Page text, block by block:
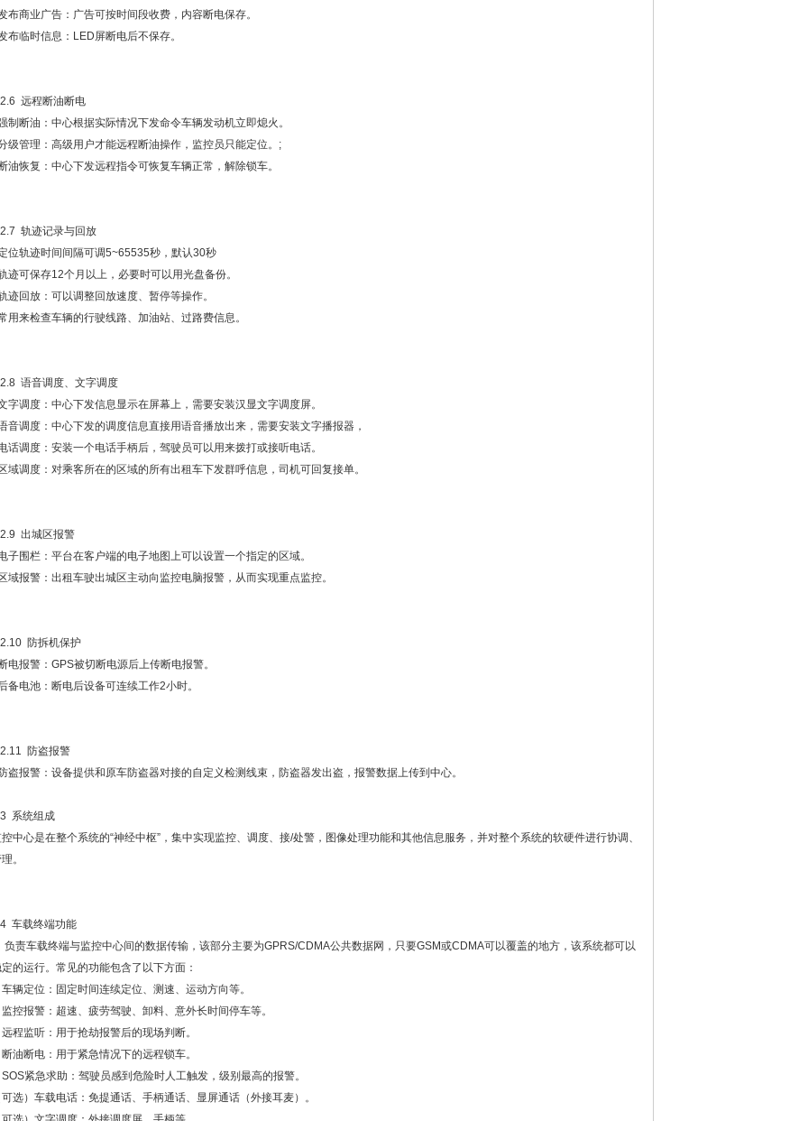
布商业广告：广告可按时间段收费，内容断电保存。
布临时信息：LED屏断电后不保存。
远程断油断电
制断油：中心根据实际情况下发命令车辆发动机立即熄火。
级管理：高级用户才能远程断油操作，监控员只能定位。;
油恢复：中心下发远程指令可恢复车辆正常，解除锁车。
轨迹记录与回放
位轨迹时间间隔可调5~65535秒，默认30秒
迹可保存12个月以上，必要时可以用光盘备份。
迹回放：可以调整回放速度、暂停等操作。
用来检查车辆的行驶线路、加油站、过路费信息。
语音调度、文字调度
字调度：中心下发信息显示在屏幕上，需要安装汉显文字调度屏。
音调度：中心下发的调度信息直接用语音播放出来，需要安装文字播报器，
话调度：安装一个电话手柄后，驾驶员可以用来拨打或接听电话。
域调度：对乘客所在的区域的所有出租车下发群呼信息，司机可回复接单。
出城区报警
子围栏：平台在客户端的电子地图上可以设置一个指定的区域。
域报警：出租车驶出城区主动向监控电脑报警，从而实现重点监控。
防拆机保护
电报警：GPS被切断电源后上传断电报警。
备电池：断电后设备可连续工作2小时。
防盗报警
盗报警：设备提供和原车防盗器对接的自定义检测线束，防盗器发出盗，报警数据上传到中心。
系统组成
中心是在整个系统的“神经中枢”，集中实现监控、调度、接/处警，图像处理功能和其他信息服务，并对整个系统的软硬件进行协调、
。
车载终端功能
责车载终端与监控中心间的数据传输，该部分主要为GPRS/CDMA公共数据网，只要GSM或CDMA可以覆盖的地方，该系统都可以
的运行。常见的功能包含了以下方面：
辆定位：固定时间连续定位、测速、运动方向等。
控报警：超速、疲劳驾驶、卸料、意外长时间停车等。
程监听：用于抢劫报警后的现场判断。
油断电：用于紧急情况下的远程锁车。
紧急求助：驾驶员感到危险时人工触发，级别最高的报警。
选）车载电话：免提通话、手柄通话、显屏通话（外接耳麦）。